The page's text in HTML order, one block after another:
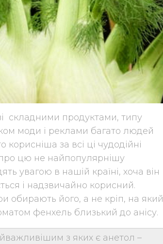
складними продуктами, типу
моди і реклами багато людей
за всі ці чудодійні
цю не найпопулярнішу
увагою в нашій країні, хоча він
і надзвичайно корисний.
обирають його, а не кріп, на який
фенхель близький до анісу.
з яких є анетол –